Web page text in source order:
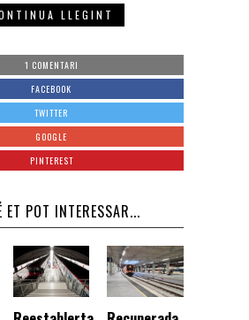
LLEGINT
1 COMENTARI
FACEBOOK
TWITTER
GOOGLE
PINTEREST
ET POT INTERESSAR...